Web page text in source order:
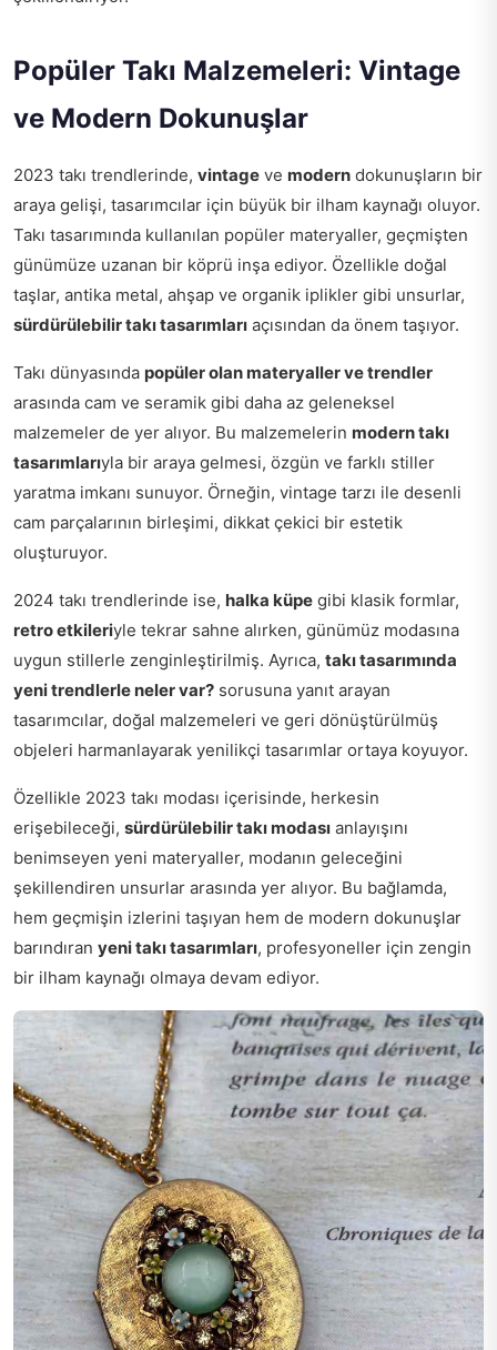
Popüler Takı Malzemeleri: Vintage
ve Modern Dokunuşlar
2023 takı trendlerinde, vintage ve modern dokunuşların bir
araya gelişi, tasarımcılar için büyük bir ilham kaynağı oluyor.
Takı tasarımında kullanılan popüler materyaller, geçmişten
günümüze uzanan bir köprü inşa ediyor. Özellikle doğal
taşlar, antika metal, ahşap ve organik iplikler gibi unsurlar,
sürdürülebilir takı tasarımları açısından da önem taşıyor.
Takı dünyasında popüler olan materyaller ve trendler
arasında cam ve seramik gibi daha az geleneksel
malzemeler de yer alıyor. Bu malzemelerin modern takı
tasarımlarıyla bir araya gelmesi, özgün ve farklı stiller
yaratma imkanı sunuyor. Örneğin, vintage tarzı ile desenli
cam parçalarının birleşimi, dikkat çekici bir estetik
oluşturuyor.
2024 takı trendlerinde ise, halka küpe gibi klasik formlar,
retro etkileriyle tekrar sahne alırken, günümüz modasına
uygun stillerle zenginleştirilmiş. Ayrıca, takı tasarımında
yeni trendlerle neler var? sorusuna yanıt arayan
tasarımcılar, doğal malzemeleri ve geri dönüştürülmüş
objeleri harmanlayarak yenilikçi tasarımlar ortaya koyuyor.
Özellikle 2023 takı modası içerisinde, herkesin
erişebileceği, sürdürülebilir takı modası anlayışını
benimseyen yeni materyaller, modanın geleceğini
şekillendiren unsurlar arasında yer alıyor. Bu bağlamda,
hem geçmişin izlerini taşıyan hem de modern dokunuşlar
barındıran yeni takı tasarımları, profesyoneller için zengin
bir ilham kaynağı olmaya devam ediyor.